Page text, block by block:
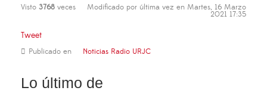
Visto 3768 veces Modificado por última vez en Martes, 16 Marzo
2021 17:35
Tweet
Publicado en Noticias Radio URJC
Lo último de